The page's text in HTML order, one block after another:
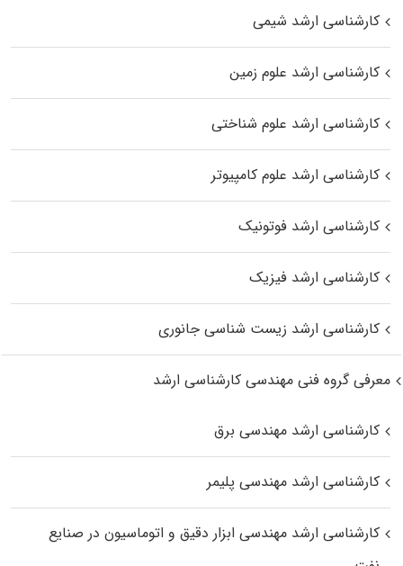
کارشناسی ارشد شیمی
کارشناسی ارشد علوم زمین
کارشناسی ارشد علوم شناختی
کارشناسی ارشد علوم کامپیوتر
کارشناسی ارشد فوتونیک
کارشناسی ارشد فیزیک
کارشناسی ارشد زیست‌ شناسی جانوری
معرفی گروه فنی مهندسی کارشناسی ارشد
کارشناسی ارشد مهندسی برق
کارشناسی ارشد مهندسی پلیمر
کارشناسی ارشد مهندسی ابزار دقیق و اتوماسیون در صنایع